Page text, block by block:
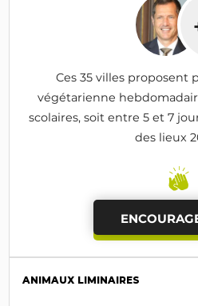
Ces 35 villes proposent
végétarienne
scolaires, soit entre 5 et 7
des lieux
ANIMAUX LIMINAIRES